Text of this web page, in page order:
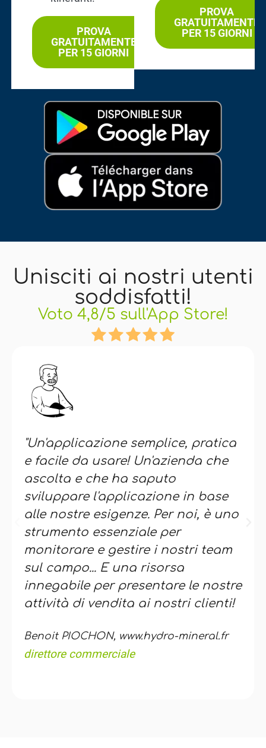
PROVA
GRATUITAMENTE
PER 15 GIORNI
PROVA
GRATUITAMENTE
PER 15 GIORNI
Unisciti ai nostri utenti
soddisfatti!
Voto 4,8/5 sull'App Store!
"Un'applicazione semplice, pratica
e facile da usare! Un'azienda che
ascolta e che ha saputo
sviluppare l'applicazione in base
alle nostre esigenze. Per noi, è uno
strumento essenziale per
monitorare e gestire i nostri team
sul campo... E una risorsa
innegabile per presentare le nostre
attività di vendita ai nostri clienti!
Benoit PIOCHON, www.hydro-mineral.fr
direttore commerciale